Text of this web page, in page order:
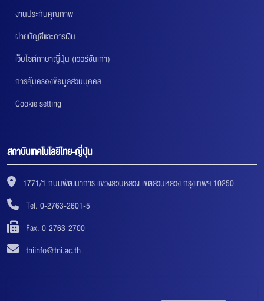
งานประกันคุณภาพ
ฝ่ายบัญชีและการเงิน
เว็บไซต์ภาษาญี่ปุ่น (เวอร์ชันเก่า)
การคุ้มครองข้อมูลส่วนบุคคล
Cookie setting
สถาบันเทคโนโลยีไทย-ญี่ปุ่น
1771/1 ถนนพัฒนาการ แขวงสวนหลวง เขตสวนหลวง กรุงเทพฯ 10250
Tel. 0-2763-2601-5
Fax. 0-2763-2700
tniinfo@tni.ac.th